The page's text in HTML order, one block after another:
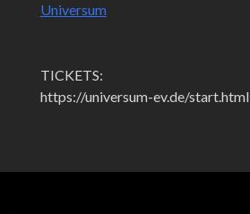
Universum
TICKETS:
https://universum-ev.de/start.html